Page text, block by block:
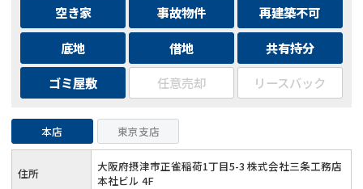
空き家 事故物件
再建築不可
底地
借地
共有持分
ゴミ屋敷
任意売却 リースバック
本店 東京支店
住所
大阪府摂津市正雀稲荷1丁目5-3 株式会社三条工務店
本社ビル 4F